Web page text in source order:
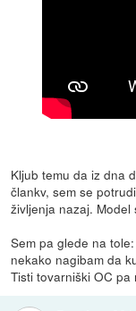
Kljub temu da iz dna
člankv, sem se
življenja nazaj.
Sem pa glede na tole:
nekako nagibam da
Tisti tovarniški OC